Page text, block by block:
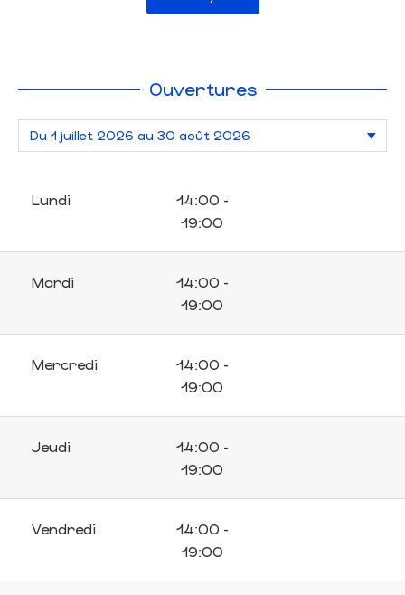
Ouvertures
Lundi
14:00 -
19:00
Mardi
14:00 -
19:00
Mercredi
14:00 -
19:00
Jeudi
14:00 -
19:00
Vendredi
14:00 -
19:00